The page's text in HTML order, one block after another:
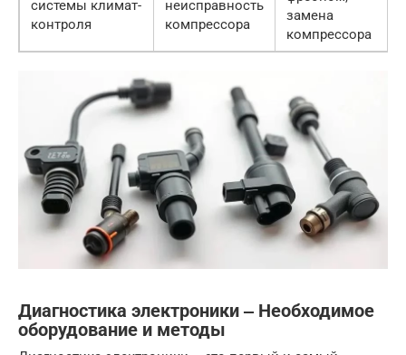
системы климат-
контроля
неисправность
компрессора
замена
компрессора
Диагностика электроники ‒ Необходимое
оборудование и методы